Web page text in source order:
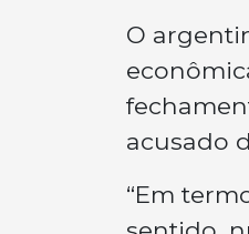
O
acusado
“Em